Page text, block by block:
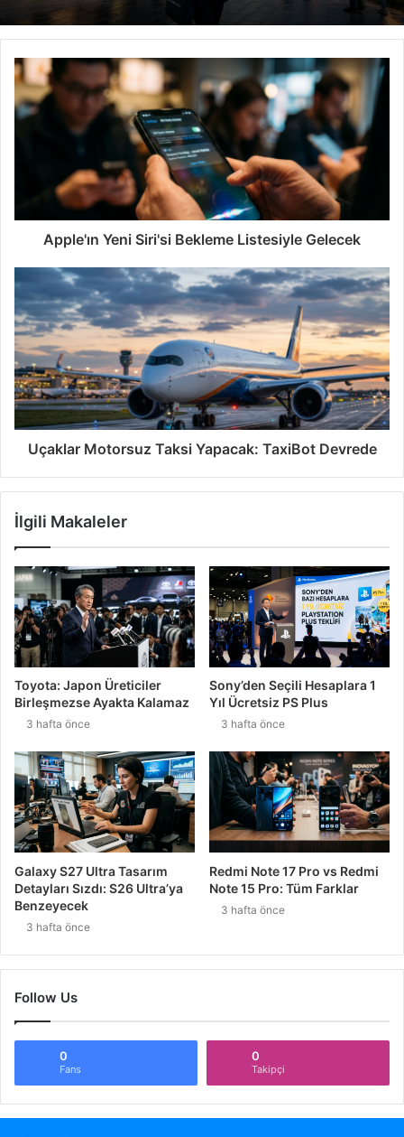
Apple'ın Yeni Siri'si Bekleme Listesiyle Gelecek
Uçaklar Motorsuz Taksi Yapacak: TaxiBot Devrede
İlgili Makaleler
Toyota: Japon Üreticiler
Birleşmezse Ayakta Kalamaz
3 hafta önce
Sony’den Seçili Hesaplara 1
Yıl Ücretsiz PS Plus
3 hafta önce
Galaxy S27 Ultra Tasarım
Detayları Sızdı: S26 Ultra’ya
Benzeyecek
3 hafta önce
Redmi Note 17 Pro vs Redmi
Note 15 Pro: Tüm Farklar
3 hafta önce
Follow Us
0
Fans
0
Takipçi